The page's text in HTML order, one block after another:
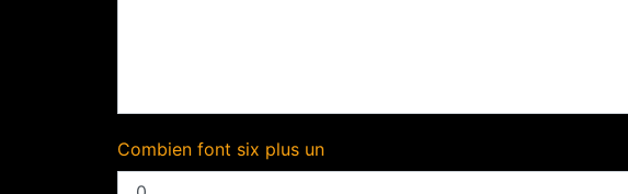
Combien font six plus un